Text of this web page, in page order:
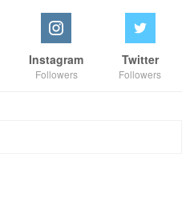
Instagram
Followers
Twitter
Followers